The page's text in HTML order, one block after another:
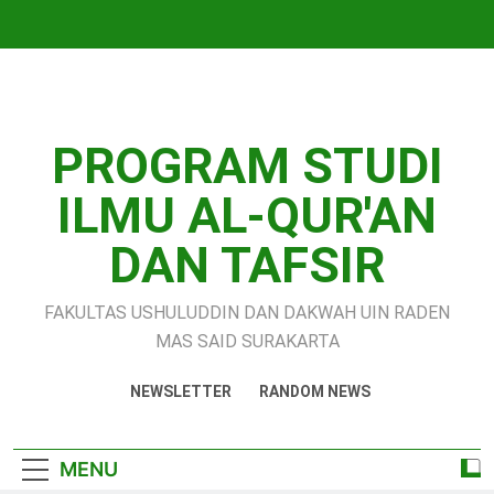
PROGRAM STUDI
ILMU AL-QUR'AN
DAN TAFSIR
FAKULTAS USHULUDDIN DAN DAKWAH UIN RADEN
MAS SAID SURAKARTA
NEWSLETTER RANDOM NEWS
MENU